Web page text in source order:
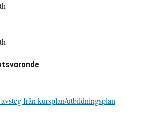
från kursplan/utbildningsplan